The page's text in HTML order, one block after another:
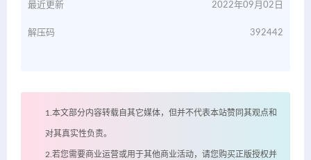
最近更新 2022年09月02日
解压码 392442
1.本文部分内容转载自其它媒体，但并不代表本站赞同其观点和
对其真实性负责。
2.若您需要商业运营或用于其他商业活动，请您购买正版授权并